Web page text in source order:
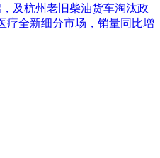
及杭州老旧柴油货车淘汰政
疗全新细分市场，销量同比增